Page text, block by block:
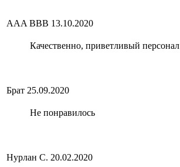
AAA BBB 13.10.2020
Качественно, приветливый персонал
Брат 25.09.2020
Не понравилось
Нурлан С. 20.02.2020